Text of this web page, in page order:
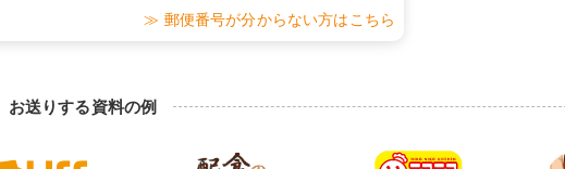
≫ 郵便番号が分からない方はこちら
お送りする資料の例